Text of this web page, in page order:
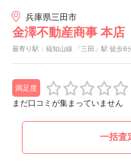
兵庫県三田市
金澤不動産商事 本店
最寄り駅：福知山線 「三田」駅 徒歩6
満足度
まだ口コミが集まっていません
一括査